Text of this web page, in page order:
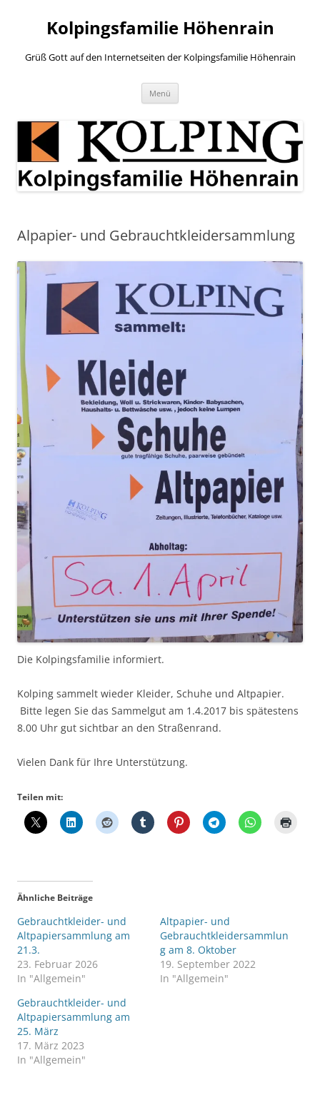
springenKolpingsfamilie Höhenrain
Grüß Gott auf den Internetseiten der Kolpingsfamilie Höhenrain
Menü
Alpapier- und Gebrauchtkleidersammlung
Die Kolpingsfamilie informiert.
Kolping sammelt wieder Kleider, Schuhe und Altpapier.
Bitte legen Sie das Sammelgut am 1.4.2017 bis spätestens
8.00 Uhr gut sichtbar an den Straßenrand.
Vielen Dank für Ihre Unterstützung.
Teilen mit:
Ähnliche Beiträge
Gebrauchtkleider- und
Altpapiersammlung am
21.3.
23. Februar 2026
In "Allgemein"
Altpapier- und
Gebrauchtkleidersammlun
g am 8. Oktober
19. September 2022
In "Allgemein"
Gebrauchtkleider- und
Altpapiersammlung am
25. März
17. März 2023
In "Allgemein"